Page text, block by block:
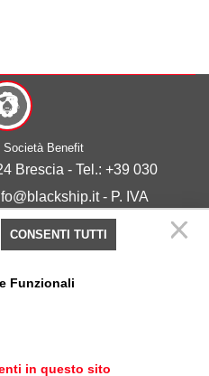
Benefit
Brescia - Tel.: +39 030
- P. IVA
-Cookie policy
CONSENTI TUTTI
Funzionali
in questo sito